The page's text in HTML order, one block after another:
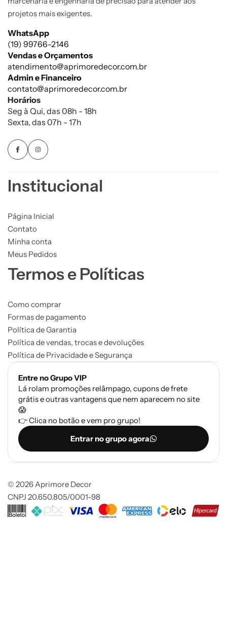
projetos mais exigentes.
WhatsApp
(19) 99766-2146
Vendas e Orçamentos
atendimento@aprimoredecor.com.br
Admin e Financeiro
contato@aprimoredecor.com.br
Horários
Seg à Qui, das 08h - 18h
Sexta, das 07h - 17h
Institucional
Página Inicial
Contato
Minha conta
Meus Pedidos
Termos e Políticas
Como comprar
Formas de pagamento
Política de Garantia
Política de vendas, trocas e devoluções
Política de Privacidade e Segurança
Entre no Grupo VIP
Lá rolam promoções relâmpago, cupons de frete
grátis e outras vantagens que nem aparecem no site
😱
👉 Clica no botão e vem pro grupo!
Entrar no grupo agora
© 2026 Aprimore Decor
CNPJ 20.650.805/0001-98